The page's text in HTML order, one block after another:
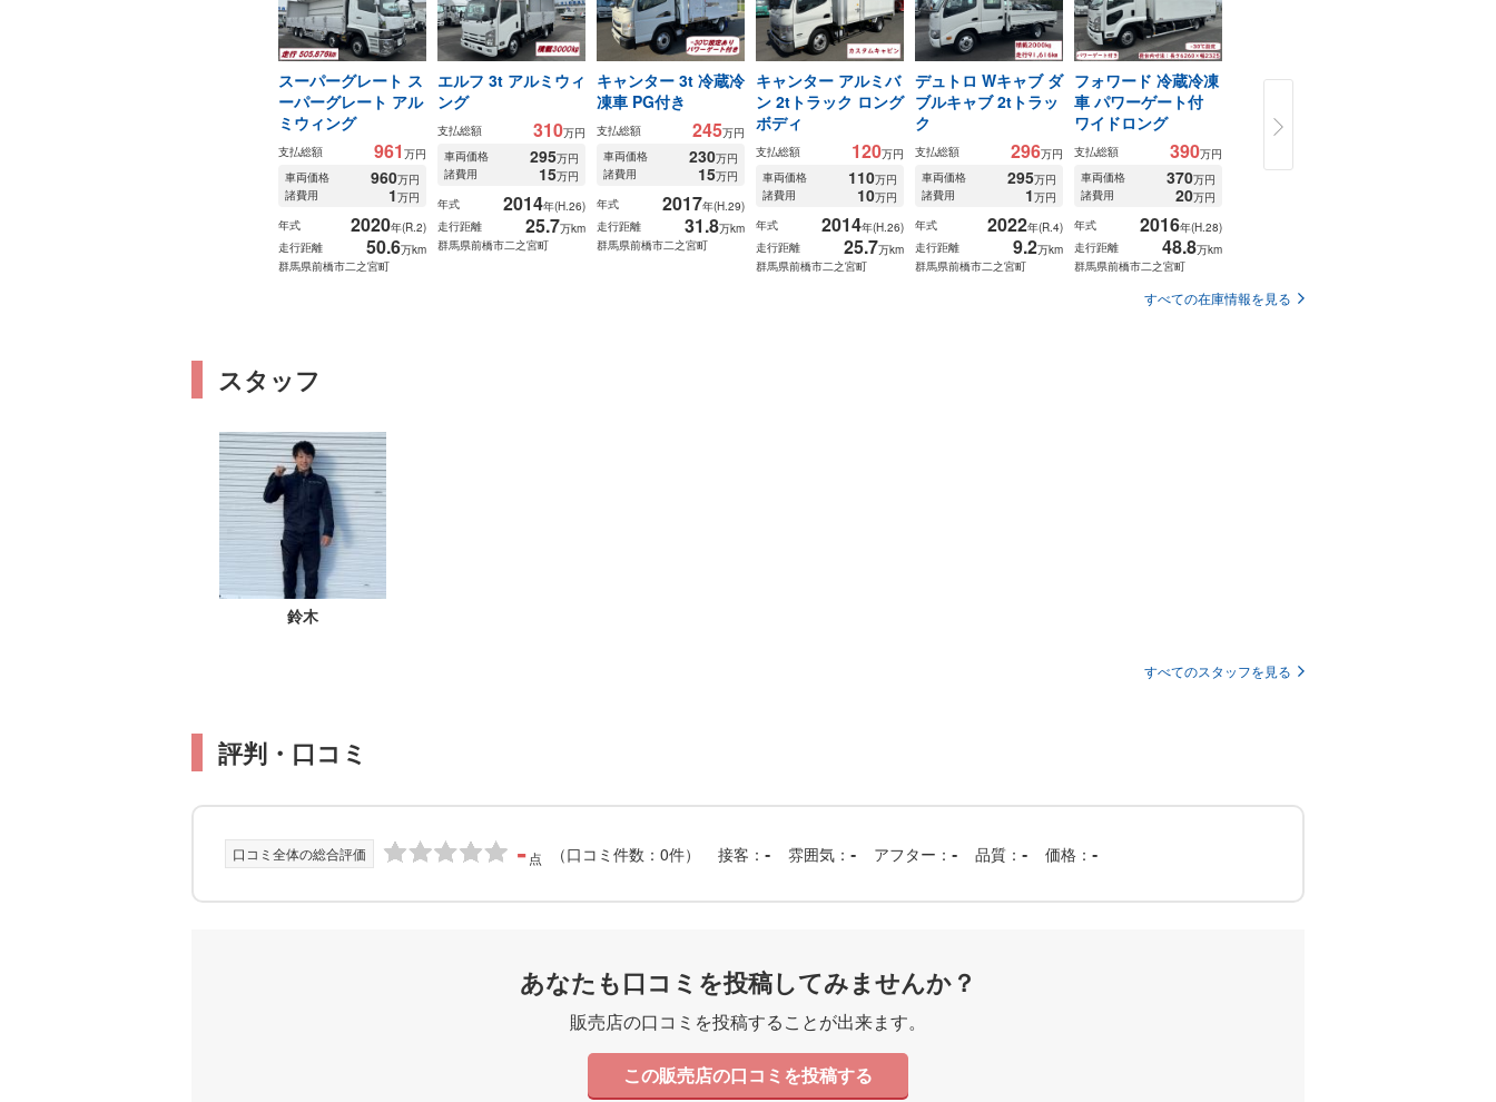
スーパーグレート ス
ーパーグレート アル
ミウィング
支払総額 961 万円
車両価格
960万円
諸費用
1万円
年式
2020年(R.2)
走行距離
50.6万km
群馬県前橋市二之宮町
エルフ 3t アルミウィ
ング
支払総額 310万円
車両価格
295万円
諸費用
15万円
年式
2014年(H.26)
走行距離
25.7万km
群馬県前橋市二之宮町
キャンター 3t 冷蔵冷
凍車 PG付き
支払総額 245万円
車両価格
230万円
諸費用
15万円
年式
2017年(H.29)
走行距離
31.8万km
群馬県前橋市二之宮町
キャンター アルミバ
ン 2tトラック ロング
ボディ
支払総額 120万円
車両価格
110万円
諸費用
10万円
年式
2014年(H.26)
走行距離
25.7万km
群馬県前橋市二之宮町
デュトロ Wキャブ ダ
ブルキャブ 2tトラッ
ク
支払総額 296万円
車両価格
295万円
諸費用
1万円
年式
2022年(R.4)
走行距離
9.2万km
群馬県前橋市二之宮町
フォワード 冷蔵冷凍
車 パワーゲート付
ワイドロング
支払総額 390万円
車両価格
370万円
諸費用
20万円
年式
2016年(H.28)
走行距離
48.8万km
群馬県前橋市二之宮町
レンジャー 冷蔵冷凍
すべての在庫情報を見る
スタッフ
鈴木
すべてのスタッフを見る
評判・口コミ
口コミ全体の総合評価 - 点 （口コミ件数：0件） 接客 - 雰囲気 - アフター - 品質 - 価格 -
あなたも口コミを投稿してみませんか？
販売店の口コミを投稿することが出来ます。
この販売店の口コミを投稿する